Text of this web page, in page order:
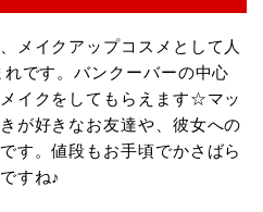
メイクアップコスメとして人
です。バンクーバーの中心
イクをしてもらえます☆マッ
が好きなお友達や、彼女への
す。値段もお手頃でかさばら
すね♪